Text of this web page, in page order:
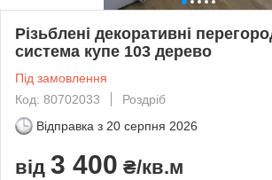
Різьблені декоративні
система купе 103 дерево
Під замовлення
Код: 80702033
Роздріб
Відправка з 20 серпня 2026
від 3 400 ₴/кв.м